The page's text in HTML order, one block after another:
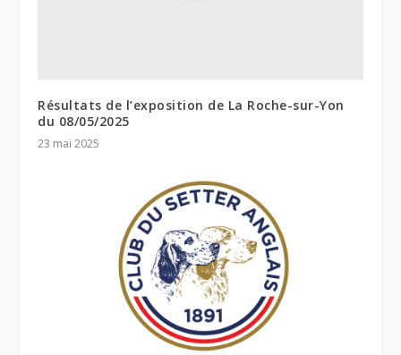
Résultats de l’exposition de La Roche-sur-Yon
du 08/05/2025
23 mai 2025